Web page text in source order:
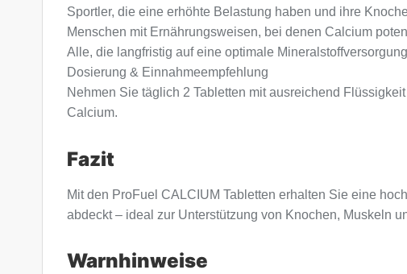
Sportler, die eine erhöhte Belastung haben und ihre
Menschen mit Ernährungsweisen, bei denen Calcium
Alle, die langfristig auf eine optimale
Dosierung & Einnahmeempfehlung
Nehmen Sie täglich 2 Tabletten mit ausreichend
Calcium.
Fazit
Mit den ProFuel CALCIUM Tabletten erhalten Sie eine
abdeckt – ideal zur Unterstützung von Knochen, Muskeln
Warnhinweise